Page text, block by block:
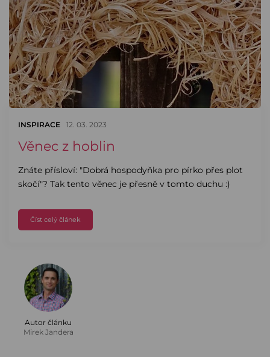
INSPIRACE 12. 03. 2023
Věnec z hoblin
Znáte přísloví: "Dobrá hospodyňka pro pírko přes plot
skočí"? Tak tento věnec je přesně v tomto duchu :)
Číst celý článek
Autor článku
Mirek Jandera